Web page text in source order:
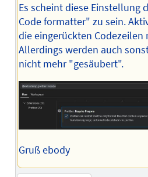
Es scheint diese Einstellung
Code formatter" zu sein.
die eingerückten
Allerdings werden auch
nicht mehr "gesäubert".
Gruß ebody